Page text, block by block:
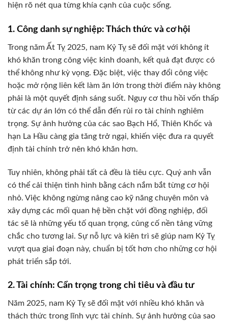
hiện rõ nét qua từng khía cạnh của cuộc sống.
1. Công danh sự nghiệp: Thách thức và cơ hội
Trong năm Ất Tỵ 2025, nam Kỷ Tỵ sẽ đối mặt với không ít
khó khăn trong công việc kinh doanh, kết quả đạt được có
thể không như kỳ vọng. Đặc biệt, việc thay đổi công việc
hoặc mở rộng liên kết làm ăn lớn trong thời điểm này không
phải là một quyết định sáng suốt. Nguy cơ thu hồi vốn thấp
từ các dự án lớn có thể dẫn đến rủi ro tài chính nghiêm
trọng. Sự ảnh hưởng của các sao Bạch Hổ, Thiên Khốc và
hạn La Hầu càng gia tăng trở ngại, khiến việc đưa ra quyết
định tài chính trở nên khó khăn hơn.
Tuy nhiên, không phải tất cả đều là tiêu cực. Quý anh vẫn
có thể cải thiện tình hình bằng cách nắm bắt từng cơ hội
nhỏ. Việc không ngừng nâng cao kỹ năng chuyên môn và
xây dựng các mối quan hệ bền chặt với đồng nghiệp, đối
tác sẽ là những yếu tố quan trọng, củng cố nền tảng vững
chắc cho tương lai. Sự nỗ lực và kiên trì sẽ giúp nam Kỷ Tỵ
vượt qua giai đoạn này, chuẩn bị tốt hơn cho những cơ hội
phát triển sắp tới.
2. Tài chính: Cẩn trọng trong chi tiêu và đầu tư
Năm 2025, nam Kỷ Tỵ sẽ đối mặt với nhiều khó khăn và
thách thức trong lĩnh vực tài chính. Sự ảnh hưởng của sao